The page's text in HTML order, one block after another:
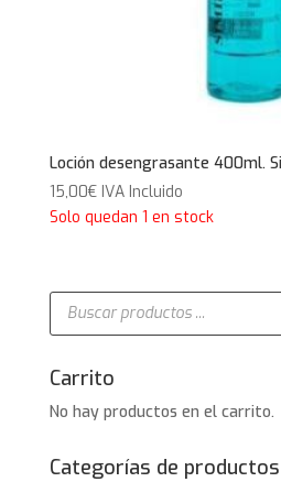
Loción desengrasante 400ml.
15,00€ IVA Incluido
Solo quedan 1 en stock
Búsqueda
productos
Carrito
No hay productos en el carrito.
Categorías de productos